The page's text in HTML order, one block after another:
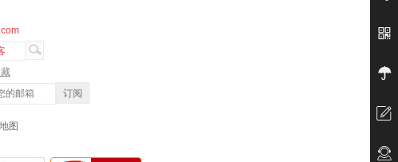
图